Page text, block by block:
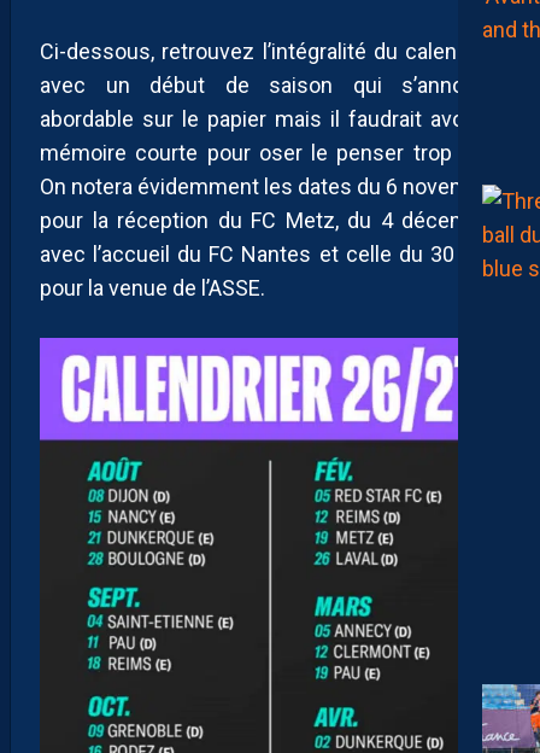
Ci-dessous, retrouvez l’intégralité du calendrier
avec un début de saison qui s’annonce
abordable sur le papier mais il faudrait avoir la
mémoire courte pour oser le penser trop fort.
On notera évidemment les dates du 6 novembre
pour la réception du FC Metz, du 4 décembre
avec l’accueil du FC Nantes et celle du 30 avril
pour la venue de l’ASSE.